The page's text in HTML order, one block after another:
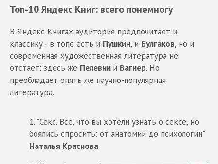
Топ-10 Яндекс Книг: всего понемногу
В Яндекс Книгах аудитория предпочитает и
классику - в топе есть и Пушкин, и Булгаков, но и
современная художественная литература не
отстает: здесь же Пелевин и Вагнер. Но
преобладает опять же научно-популярная
литература.
1. "Секс. Все, что вы хотели узнать о сексе, но
боялись спросить: от анатомии до психологии"
Наталья Краснова